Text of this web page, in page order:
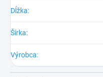
Dĺžka:
Šírka:
Výrobca: